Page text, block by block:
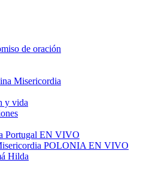
de oración
Misericordia
y vida
Portugal EN VIVO
POLONIA EN VIVO
Hilda